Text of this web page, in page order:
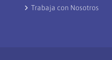
Trabaja con Nosotros